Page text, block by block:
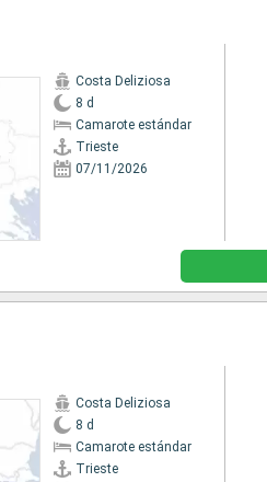
Costa Deliziosa
8 d
Camarote estándar
Trieste
07/11/2026
Costa Deliziosa
8 d
Camarote estándar
Trieste